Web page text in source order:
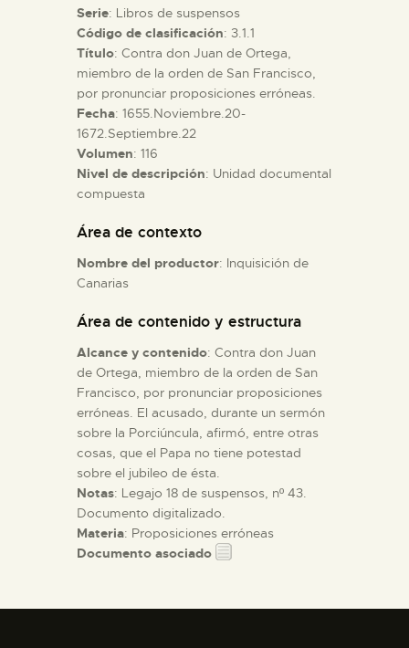
ACTIVIDADES
█
EL MUSEO
COLECCIONES
DIDÁCTICA
ESPAÑOL
Serie: Libros de suspensos
Código de clasificación: 3.1.1
Título: Contra don Juan de Ortega,
miembro de la orden de San Francisco,
por pronunciar proposiciones erróneas.
Fecha: 1655.Noviembre.20-
1672.Septiembre.22
Volumen: 116
Nivel de descripción: Unidad documental
compuesta
Área de contexto
Nombre del productor: Inquisición de
Canarias
Área de contenido y estructura
Alcance y contenido: Contra don Juan
de Ortega, miembro de la orden de San
Francisco, por pronunciar proposiciones
erróneas. El acusado, durante un sermón
sobre la Porciúncula, afirmó, entre otras
cosas, que el Papa no tiene potestad
sobre el jubileo de ésta.
Notas: Legajo 18 de suspensos, nº 43.
Documento digitalizado.
Materia: Proposiciones erróneas
Documento asociado